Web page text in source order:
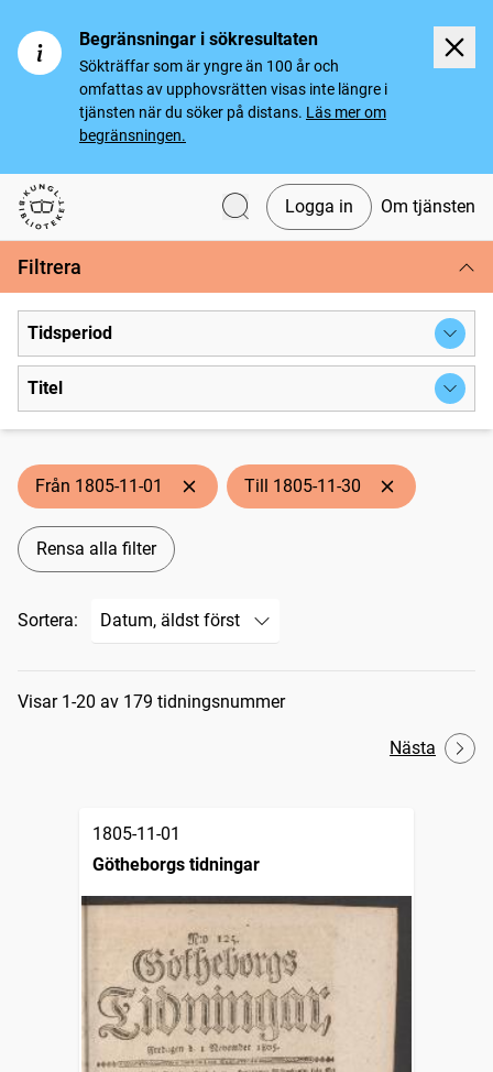
Begränsningar i sökresultaten
Sökträffar som är yngre än 100 år och
omfattas av upphovsrätten visas inte längre i
tjänsten när du söker på distans. Läs mer om
begränsningen.
Svenska tidningar
Logga in Om tjänsten
Filtrera
Tidsperiod
Titel
Från 1805-11-01 Till 1805-11-30
Rensa alla filter
Sortera:
Sökresultat
Visar 1-20 av 179 tidningsnummer
Nästa
1805-11-01
Götheborgs tidningar